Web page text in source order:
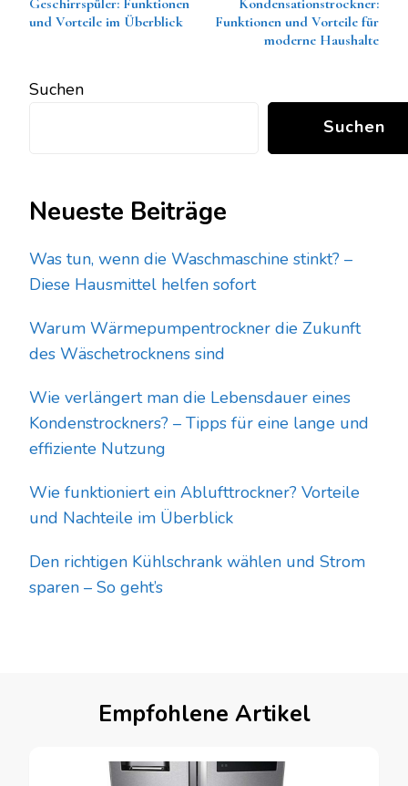
Geschirrspüler: Funktionen
und Vorteile im Überblick
Kondensationstrockner:
Funktionen und Vorteile für
moderne Haushalte
Suchen
Suchen
Neueste Beiträge
Was tun, wenn die Waschmaschine stinkt? –
Diese Hausmittel helfen sofort
Warum Wärmepumpentrockner die Zukunft
des Wäschetrocknens sind
Wie verlängert man die Lebensdauer eines
Kondenstrockners? – Tipps für eine lange und
effiziente Nutzung
Wie funktioniert ein Ablufttrockner? Vorteile
und Nachteile im Überblick
Den richtigen Kühlschrank wählen und Strom
sparen – So geht’s
Empfohlene Artikel